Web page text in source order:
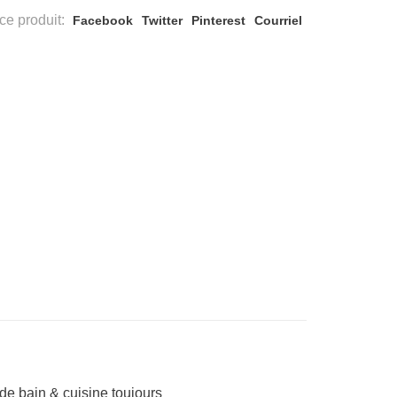
produit: Facebook Twitter Pinterest Courriel
bain & cuisine toujours